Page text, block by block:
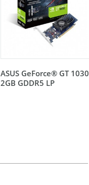
ASUS GeForce® GT 1030
2GB GDDR5 LP